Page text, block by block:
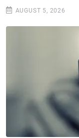
AUGUST 5, 2026